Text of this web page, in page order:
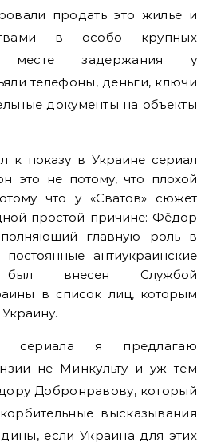
продать это жилье и
в особо крупных
месте задержания у
телефоны, деньги, ключи
документы на объекты
к показу в Украине сериал
это не потому, что плохой
что у «Сватов» сюжет
простой причине: Фёдор
главную роль в
антиукраинские
был внесен Службой
в список лиц, которым
сериала я предлагаю
не Минкульту и уж тем
Добронравову, который
высказывания
если Украина для этих